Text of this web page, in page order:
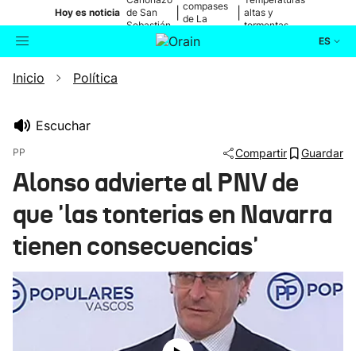
Hoy es noticia de San
Sebastián
compases
de La
altas y
tormentas
ES
Buscador
Ikusmiran
Eguraldia
Inicio Política
Escuchar
PP Compartir Guardar
Alonso advierte al PNV de
que 'las tonterias en Navarra
tienen consecuencias'